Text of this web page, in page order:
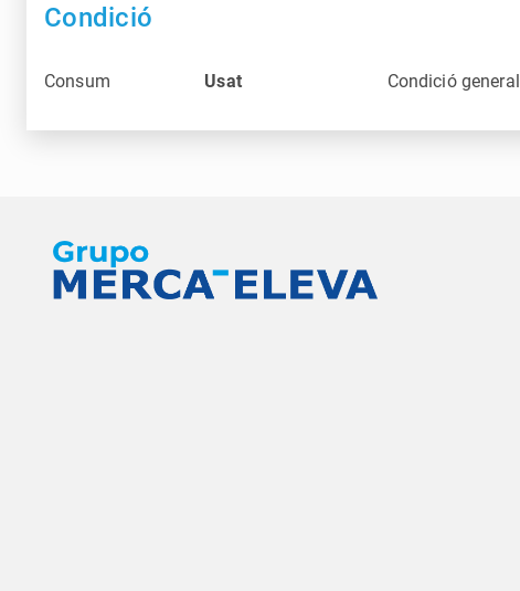
Condició
Consum Usat Condició general